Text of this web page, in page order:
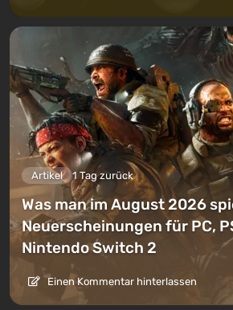
Artikel 1 Tag zurück
Was man im August 2026
Neuerscheinungen für PC,
Nintendo Switch 2
Einen Kommentar hinterlassen